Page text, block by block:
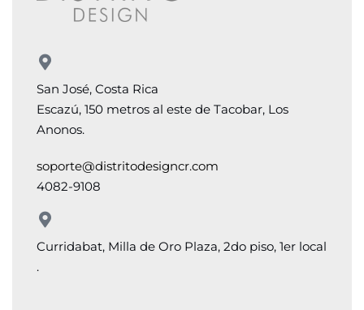
San José, Costa Rica
Escazú, 150 metros al este de Tacobar, Los
Anonos.
soporte@distritodesigncr.com
4082-9108
Curridabat, Milla de Oro Plaza, 2do piso, 1er local
.